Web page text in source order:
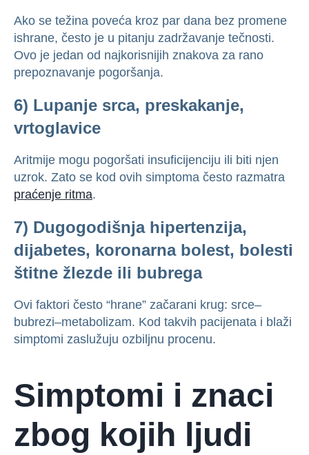
Ako se težina poveća kroz par dana bez promene
ishrane, često je u pitanju zadržavanje tečnosti.
Ovo je jedan od najkorisnijih znakova za rano
prepoznavanje pogoršanja.
6) Lupanje srca, preskakanje,
vrtoglavice
Aritmije mogu pogoršati insuficijenciju ili biti njen
uzrok. Zato se kod ovih simptoma često razmatra
praćenje ritma.
7) Dugogodišnja hipertenzija,
dijabetes, koronarna bolest, bolesti
štitne žlezde ili bubrega
Ovi faktori često “hrane” začarani krug: srce–
bubrezi–metabolizam. Kod takvih pacijenata i blaži
simptomi zaslužuju ozbiljnu procenu.
Simptomi i znaci
zbog kojih ljudi